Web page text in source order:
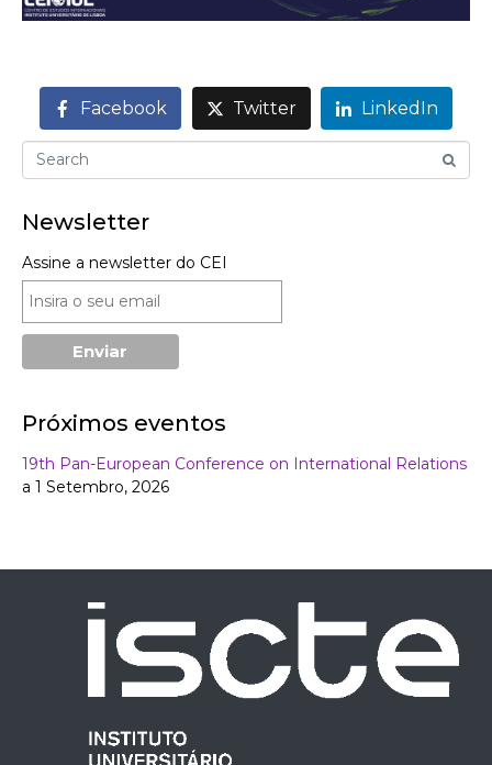
Facebook Twitter LinkedIn
Newsletter
Assine a newsletter do CEI
Próximos eventos
19th Pan-European Conference on International Relations
a 1 Setembro, 2026